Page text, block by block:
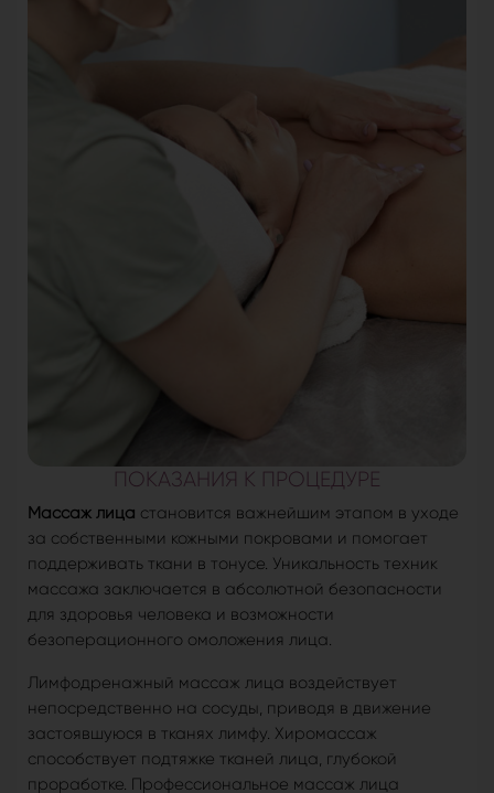
ПОКАЗАНИЯ К ПРОЦЕДУРЕ
Массаж лица становится важнейшим этапом в уходе
за собственными кожными покровами и помогает
поддерживать ткани в тонусе. Уникальность техник
массажа заключается в абсолютной безопасности
для здоровья человека и возможности
безоперационного омоложения лица.
Лимфодренажный массаж лица воздействует
непосредственно на сосуды, приводя в движение
застоявшуюся в тканях лимфу. Хиромассаж
способствует подтяжке тканей лица, глубокой
проработке. Профессиональное массаж лица